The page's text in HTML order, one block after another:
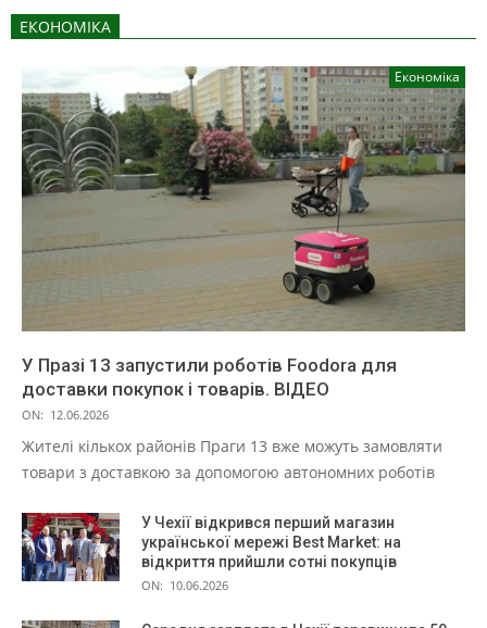
ЕКОНОМІКА
Економіка
У Празі 13 запустили роботів Foodora для
доставки покупок і товарів. ВІДЕО
ON: 12.06.2026
Жителі кількох районів Праги 13 вже можуть замовляти
товари з доставкою за допомогою автономних роботів
У Чехії відкрився перший магазин
української мережі Best Market: на
відкриття прийшли сотні покупців
ON: 10.06.2026